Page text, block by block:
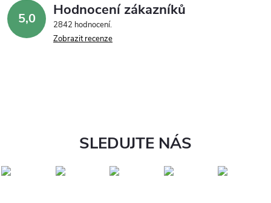
5,0 Hodnocení zákazníků
2842 hodnocení
Zobrazit recenze
SLEDUJTE NÁS